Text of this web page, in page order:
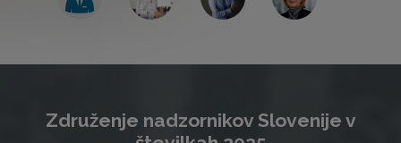
Združenje nadzornikov Slovenije v